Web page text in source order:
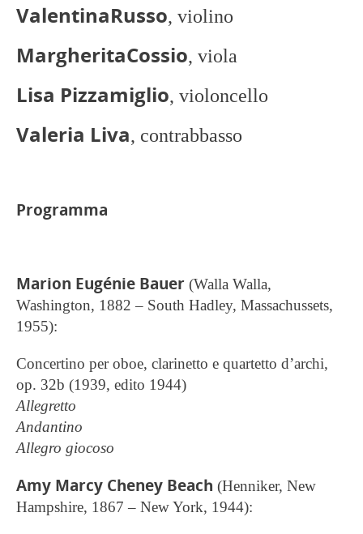
ValentinaRusso, violino
MargheritaCossio, viola
Lisa Pizzamiglio, violoncello
Valeria Liva, contrabbasso
Programma
Marion Eugénie Bauer (Walla Walla,
Washington, 1882 – South Hadley, Massachussets,
1955):
Concertino per oboe, clarinetto e quartetto d’archi,
op. 32b (1939, edito 1944)
Allegretto
Andantino
Allegro giocoso
Amy Marcy Cheney Beach (Henniker, New
Hampshire, 1867 – New York, 1944):